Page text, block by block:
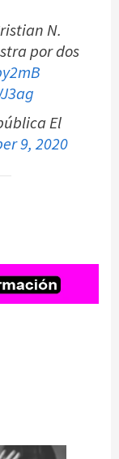
N.
por dos
El
9, 2020